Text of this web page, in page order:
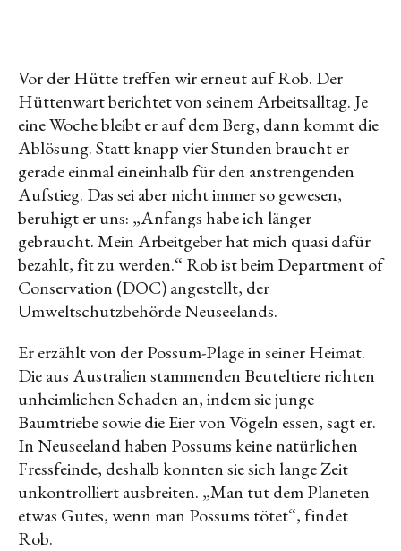
Vor der Hütte treffen wir erneut auf Rob. Der
Hüttenwart berichtet von seinem Arbeitsalltag. Je
eine Woche bleibt er auf dem Berg, dann kommt die
Ablösung. Statt knapp vier Stunden braucht er
gerade einmal eineinhalb für den anstrengenden
Aufstieg. Das sei aber nicht immer so gewesen,
beruhigt er uns: „Anfangs habe ich länger
gebraucht. Mein Arbeitgeber hat mich quasi dafür
bezahlt, fit zu werden.“ Rob ist beim Department of
Conservation (DOC) angestellt, der
Umweltschutzbehörde Neuseelands.
Er erzählt von der Possum-Plage in seiner Heimat.
Die aus Australien stammenden Beuteltiere richten
unheimlichen Schaden an, indem sie junge
Baumtriebe sowie die Eier von Vögeln essen, sagt er.
In Neuseeland haben Possums keine natürlichen
Fressfeinde, deshalb konnten sie sich lange Zeit
unkontrolliert ausbreiten. „Man tut dem Planeten
etwas Gutes, wenn man Possums tötet“, findet
Rob.